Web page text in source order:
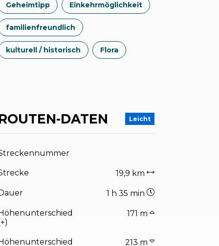
Geheimtipp Einkehrmöglichkeit
familienfreundlich
kulturell / historisch Flora
DATEN Leicht
19,9 km
Dauer 1 h 35 min
Höhenunterschied
171 m
Höhenunterschied
213 m